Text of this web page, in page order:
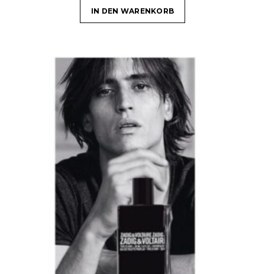
IN DEN WARENKORB